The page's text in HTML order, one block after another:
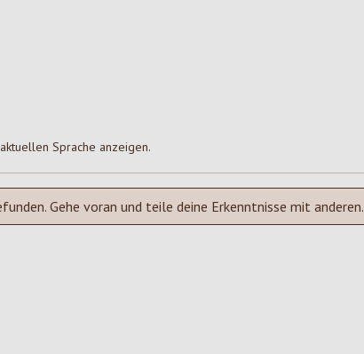
Sprache anzeigen.
Gehe voran und teile deine Erkenntnisse mit anderen.